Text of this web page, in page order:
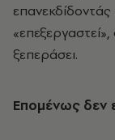
επανεκδίδοντάς
ξεπεράσει.
Επομένως δεν